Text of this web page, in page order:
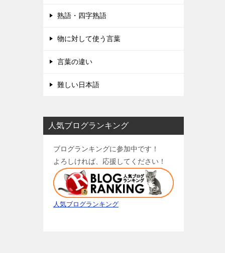
熟語・四字熟語
物に対して使う言葉
言葉の違い
難しい日本語
人気ブログランキング
ブログランキングに参加中です！
よろしければ、応援してください！
人気ブログランキング